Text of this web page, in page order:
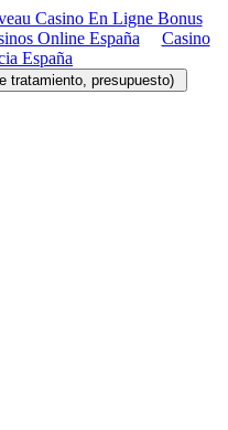
Casino En Ligne Bonus
Online España
Casino
España
tratamiento, presupuesto)